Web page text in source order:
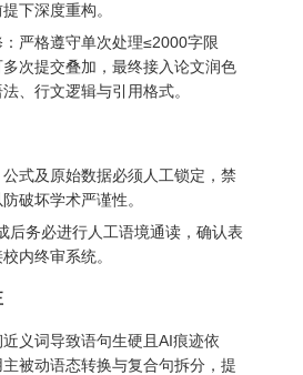
下深度重构。
严格遵守单次处理≤2000字限
次提交叠加，最终接入论文润色
、行文逻辑与引用格式。
式及原始数据必须人工锁定，禁
破坏学术严谨性。
后务必进行人工语境通读，确认表
内终审系统。
义词导致语句生硬且AI痕迹依
主被动语态转换与复合句拆分，提